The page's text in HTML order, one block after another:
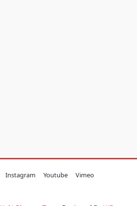
Instagram Youtube
Vimeo